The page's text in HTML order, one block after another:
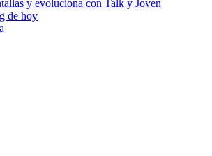
y evoluciona con Talk y Joven
de hoy